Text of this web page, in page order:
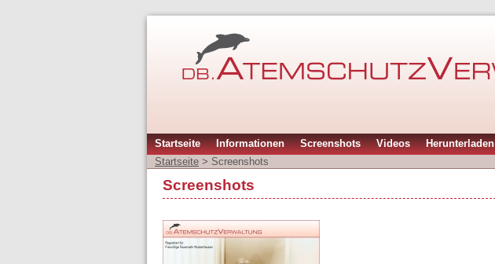
Startseite Informationen Screenshots Videos Herunterladen
Startseite > Screenshots
Screenshots